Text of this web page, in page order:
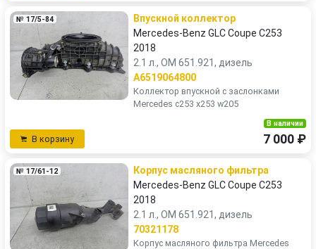
№ 17/5-84
Впускной коллектор
Mercedes-Benz GLC Coupe C253
2018
2.1 л., OM 651.921, дизель
A6519064800
Коллектор впускной с заслонками
Mercedes c253 x253 w205
В корзину
В наличии
7 000 ₽
№ 17/61-12
Корпус масляного фильтра
Mercedes-Benz GLC Coupe C253
2018
2.1 л., OM 651.921, дизель
70321178
Корпус масляного фильтра Mercedes